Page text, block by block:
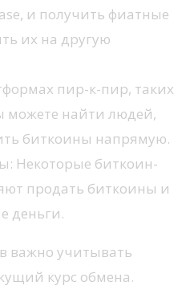
и получить фиатные
их на другую
пир-к-пир, таких
можете найти людей,
биткоины напрямую.
Некоторые биткоин-
продать биткоины и
деньги.
важно учитывать
курс обмена.